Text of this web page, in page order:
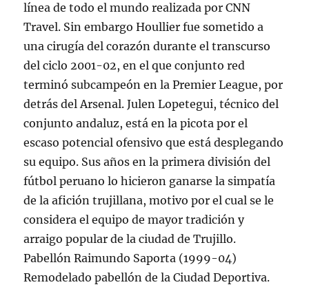
línea de todo el mundo realizada por CNN
Travel. Sin embargo Houllier fue sometido a
una cirugía del corazón durante el transcurso
del ciclo 2001-02, en el que conjunto red
terminó subcampeón en la Premier League, por
detrás del Arsenal. Julen Lopetegui, técnico del
conjunto andaluz, está en la picota por el
escaso potencial ofensivo que está desplegando
su equipo. Sus años en la primera división del
fútbol peruano lo hicieron ganarse la simpatía
de la afición trujillana, motivo por el cual se le
considera el equipo de mayor tradición y
arraigo popular de la ciudad de Trujillo.
Pabellón Raimundo Saporta (1999-04)
Remodelado pabellón de la Ciudad Deportiva.